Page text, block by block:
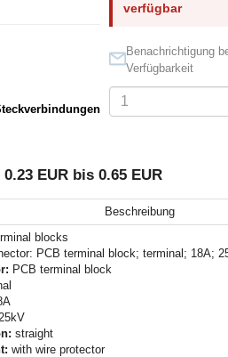
verfügbar
Benachrichtigung
Verfügbarkeit
EUR bis 0.65 EUR
Beschreibung
blocks
PCB terminal block; terminal; 18A;
PCB terminal block
straight
with wire protector